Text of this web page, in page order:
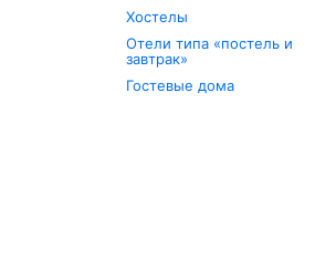
Хостелы
Отели типа «постель и
завтрак»
Гостевые дома